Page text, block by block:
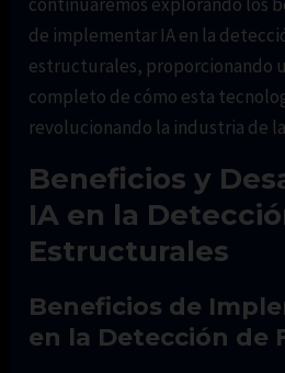
de implementar IA en la
estructurales, proporcionando
completo de cómo esta
revolucionando la industria de
Beneficios y
IA en la
Estructurales
Beneficios de
en la Detección de